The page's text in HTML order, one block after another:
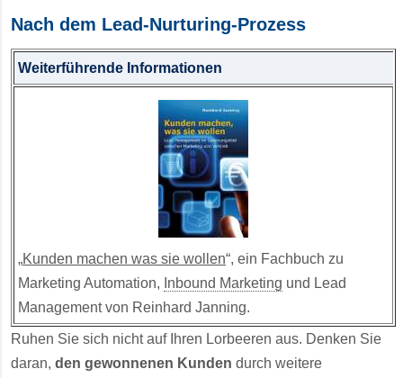
Nach dem Lead-Nurturing-Prozess
Weiterführende Informationen
„Kunden machen was sie wollen“, ein Fachbuch zu
Marketing Automation, Inbound Marketing und Lead
Management von Reinhard Janning.
Ruhen Sie sich nicht auf Ihren Lorbeeren aus. Denken Sie
daran, den gewonnenen Kunden durch weitere